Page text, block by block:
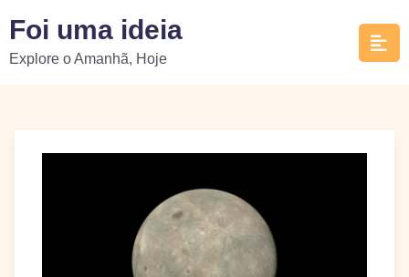
content
Foi uma ideia
Explore o Amanhã, Hoje